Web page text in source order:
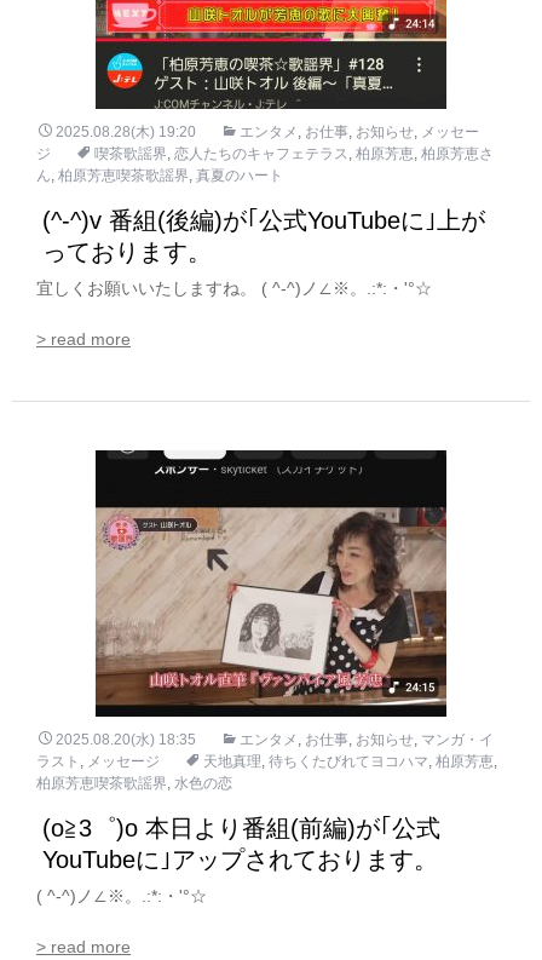
2025.08.28(木) 19:20 エンタメ , お仕事, お知らせ, メッセー
ジ
喫茶歌謡界, 恋人たちのキャフェテラス, 柏原芳恵, 柏原芳恵さ
ん, 柏原芳恵喫茶歌謡界, 真夏のハート
(^-^)v 番組(後編)が｢公式YouTubeに｣上が
っております。
宜しくお願いいたしますね。 ( ^-^)ノ∠※。.:*:・'°☆
> read more
2025.08.20(水) 18:35 エンタメ , お仕事, お知らせ, マンガ・イ
ラスト , メッセージ 天地真理, 待ちくたびれてヨコハマ, 柏原芳恵,
柏原芳恵喫茶歌謡界, 水色の恋
(o≧3゜)o 本日より番組(前編)が｢公式
YouTubeに｣アップされております。
( ^-^)ノ∠※。.:*:・'°☆
> read more